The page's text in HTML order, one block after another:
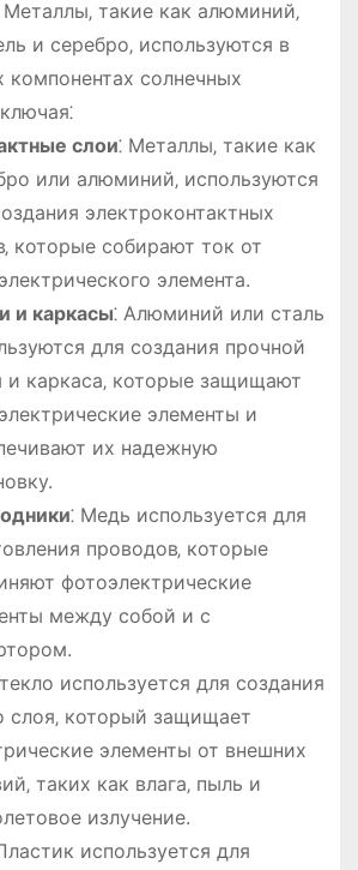
Металлы‚ такие как алюминий‚
и серебро‚ используются в
компонентах солнечных
слои⁚ Металлы‚ такие как
или алюминий‚ используются
электроконтактных
которые собирают ток от
элемента.
и каркасы⁚ Алюминий или сталь
для создания прочной
каркаса‚ которые защищают
элементы и
их надежную
⁚ Медь используется для
проводов‚ которые
фотоэлектрические
между собой и с
используется для создания
слоя‚ который защищает
элементы от внешних
таких как влага‚ пыль и
излучение.
используется для